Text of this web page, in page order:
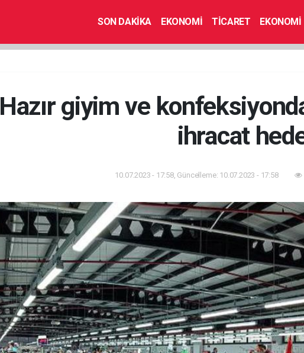
SON DAKİKA EKONOMİ TİCARET EKONOMİ
Hazır giyim ve
ihracat
10.07.2023 - 17:58, Güncelleme: 10.07.2023 - 17:58